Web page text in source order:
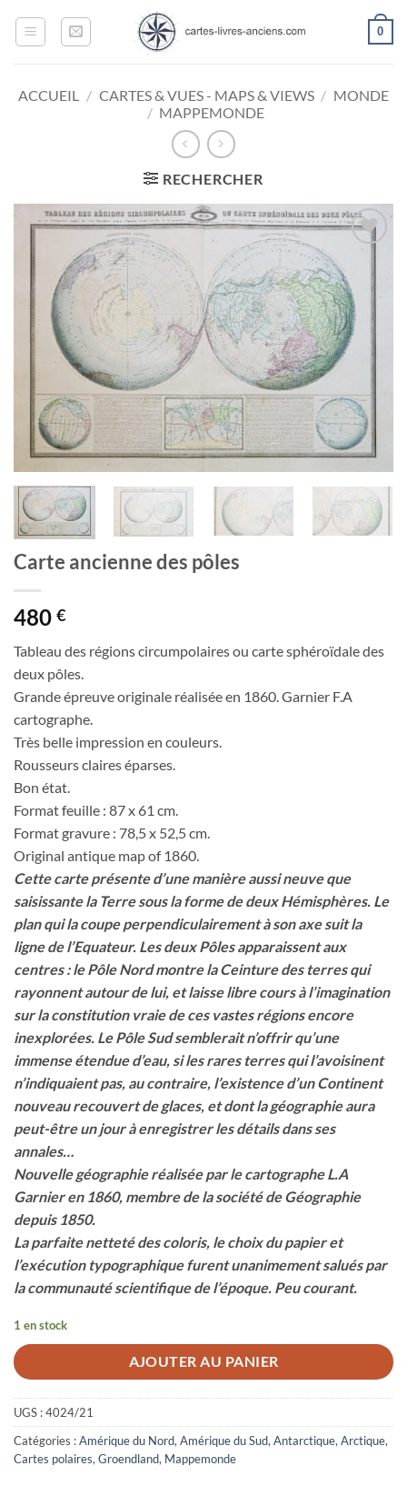
0
ACCUEIL / CARTES & VUES - MAPS & VIEWS / MONDE
/ MAPPEMONDE
RECHERCHER
à la
wishlist
Carte ancienne des pôles
480 €
Tableau des régions circumpolaires ou carte sphéroïdale des
deux pôles.
Grande épreuve originale réalisée en 1860. Garnier F.A
cartographe.
Très belle impression en couleurs.
Rousseurs claires éparses.
Bon état.
Format feuille : 87 x 61 cm.
Format gravure : 78,5 x 52,5 cm.
Original antique map of 1860.
Cette carte présente d’une manière aussi neuve que
saisissante la Terre sous la forme de deux Hémisphères. Le
plan qui la coupe perpendiculairement à son axe suit la
ligne de l’Equateur. Les deux Pôles apparaissent aux
centres : le Pôle Nord montre la Ceinture des terres qui
rayonnent autour de lui, et laisse libre cours à l’imagination
sur la constitution vraie de ces vastes régions encore
inexplorées. Le Pôle Sud semblerait n’offrir qu’une
immense étendue d’eau, si les rares terres qui l’avoisinent
n’indiquaient pas, au contraire, l’existence d’un Continent
nouveau recouvert de glaces, et dont la géographie aura
peut-être un jour à enregistrer les détails dans ses
annales…
Nouvelle géographie réalisée par le cartographe L.A
Garnier en 1860, membre de la société de Géographie
depuis 1850.
La parfaite netteté des coloris, le choix du papier et
l’exécution typographique furent unanimement salués par
la communauté scientifique de l’époque. Peu courant.
1 en stock
AJOUTER AU PANIER
UGS :4024/21
Catégories :Amérique du Nord,Amérique du Sud,Antarctique,Arctique,
Cartes polaires,Groendland, Mappemonde